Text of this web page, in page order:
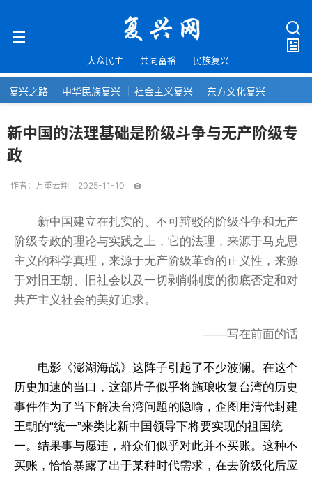
大众民主 共同富裕 民族复兴
复兴之路 中华民族复兴 社会主义复兴 东方文化复兴
新中国的法理基础是阶级斗争与无产阶级专
政
作者： 万重云翔 2025-11-10
新中国建立在扎实的、不可辩驳的阶级斗争和无产
阶级专政的理论与实践之上，它的法理，来源于马克思
主义的科学真理，来源于无产阶级革命的正义性，来源
于对旧王朝、旧社会以及一切剥削制度的彻底否定和对
共产主义社会的美好追求。
——写在前面的话
电影《澎湖海战》这阵子引起了不少波澜。在这个
历史加速的当口，这部片子似乎将施琅收复台湾的历史
事件作为了当下解决台湾问题的隐喻，企图用清代封建
王朝的“统一”来类比新中国领导下将要实现的祖国统
一。结果事与愿违，群众们似乎对此并不买账。这种不
买账，恰恰暴露了出于某种时代需求，在去阶级化后应